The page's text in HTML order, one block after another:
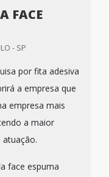
FACE
- SP
por fita adesiva
a empresa que
empresa mais
a maior
atuação.
face espuma